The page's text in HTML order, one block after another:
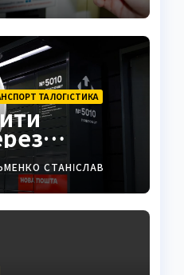
ТА ЛОГІСТИКА
2026СТАНІСЛАВ